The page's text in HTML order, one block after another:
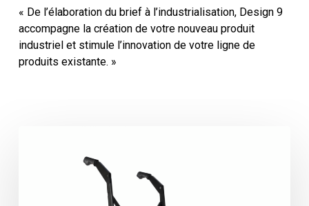
« De l’élaboration du brief à l’industrialisation, Design 9
accompagne la création de votre nouveau produit
industriel et stimule l’innovation de votre ligne de
produits existante. »